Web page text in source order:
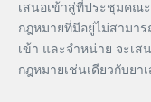
เสนอเข้าสู่ที่ประชุมคณ
กฎหมายที่มีอยู่ไม่สามาร
เข้า และจำหน่าย จะเ
กฎหมายเช่นเดียวกับย